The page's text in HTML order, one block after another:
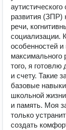
развития (ЗПР)
речи,
социализации.
особенностей
максимального
того, я
и счету. Такие
базовые
школьной
и память. Моя
только
создать